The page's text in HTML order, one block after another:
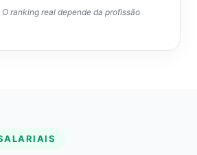
ranking real depende da profissão